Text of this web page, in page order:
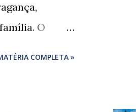
O
COMPLETA »